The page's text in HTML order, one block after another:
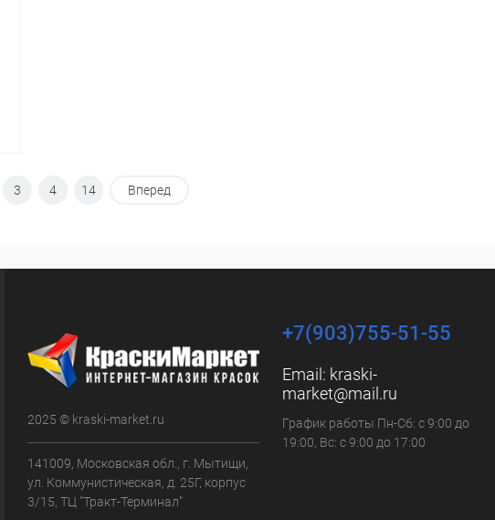
3 4 14 Вперед
2025 © kraski-market.ru
141009, Московская обл., г. Мытищи,
ул. Коммунистическая, д. 25Г, корпус
3/15, ТЦ "Тракт-Терминал"
+7(903)755-51-55
Email: kraski-
market@mail.ru
График работы Пн-Сб: с 9:00 до
19:00, Вс: с 9:00 до 17:00